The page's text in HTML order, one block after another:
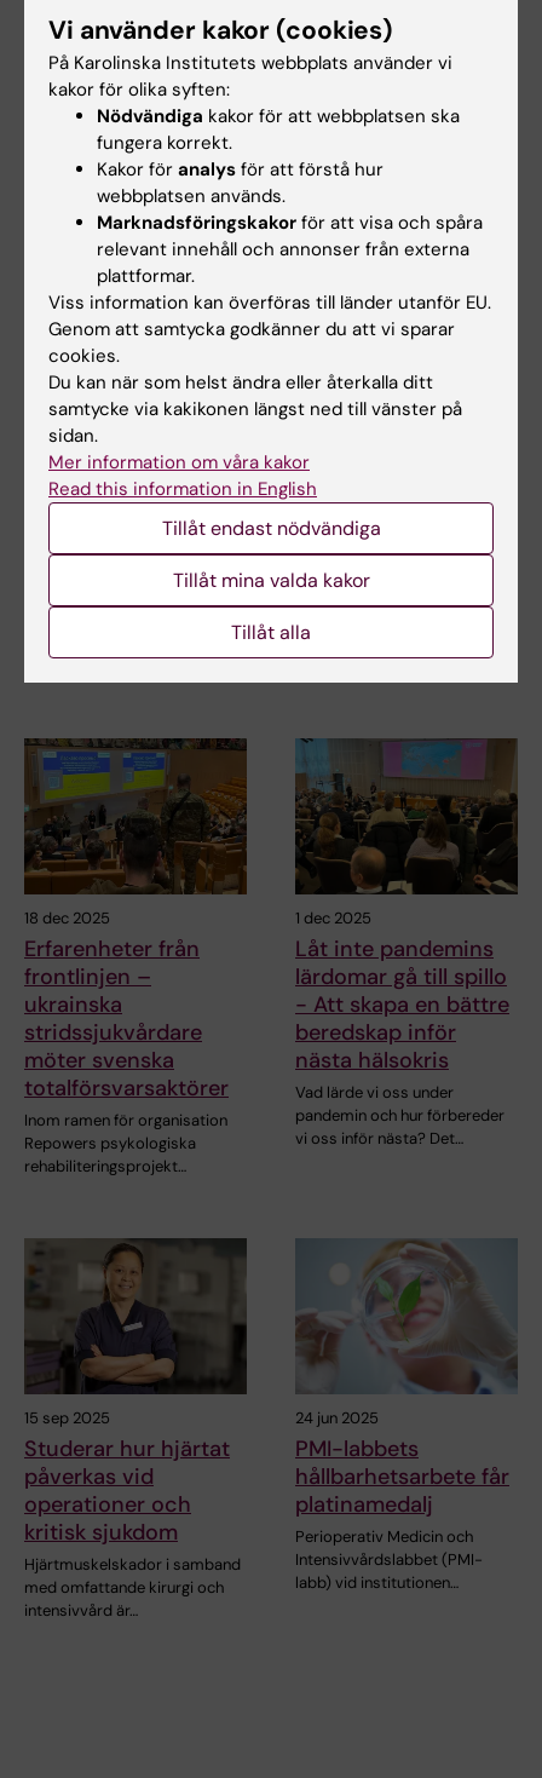
utomlands stärker
beredskap på
hemmaplan
Steget mellan att arbeta på
Gotland och i Afghanistan kan
synas långt, men…
institutionen för
klinisk vetenskap,
teknik (CLINTEC)
den 19 februari 2026 beslutade
16 mar 2026
CLINTEC-doktorand
får forskningsanslag
om AI-triagering av
traumapatienter
Anslaget delas ut av Laerdal
Foundation för att stötta
Familjen Kamprads
stiftelse möjliggör
fortsatt samarbete
med Läkare Utan
Gränser
Centrum för hälsokriser och
forskargruppen Global
18 dec 2025
Erfarenheter från
frontlinjen –
ukrainska
stridssjukvårdare
möter svenska
totalförsvarsaktörer
Inom ramen för organisation
Repowers psykologiska
rehabiliteringsprojekt…
1 dec 2025
Låt inte pandemins
lärdomar gå till spillo
- Att skapa en bättre
beredskap inför
nästa hälsokris
Vad lärde vi oss under
pandemin och hur förbereder
vi oss inför nästa? Det…
15 sep 2025
Studerar hur hjärtat
påverkas vid
operationer och
kritisk sjukdom
Hjärtmuskelskador i samband
med omfattande kirurgi och
intensivvård är…
24 jun 2025
PMI-labbets
hållbarhetsarbete får
platinamedalj
Perioperativ Medicin och
Intensivvårdslabbet (PMI-
labb) vid institutionen…
Vi använder kakor (cookies)
På Karolinska Institutets webbplats använder vi
kakor för olika syften:
Nödvändiga kakor för att webbplatsen ska
fungera korrekt.
Kakor för analys för att förstå hur
webbplatsen används.
Marknadsföringskakor för att visa och spåra
relevant innehåll och annonser från externa
plattformar.
Viss information kan överföras till länder utanför EU.
Genom att samtycka godkänner du att vi sparar
cookies.
Du kan när som helst ändra eller återkalla ditt
samtycke via kakikonen längst ned till vänster på
sidan.
Mer information om våra kakor
Read this information in English
Tillåt endast nödvändiga
Tillåt mina valda kakor
Tillåt alla